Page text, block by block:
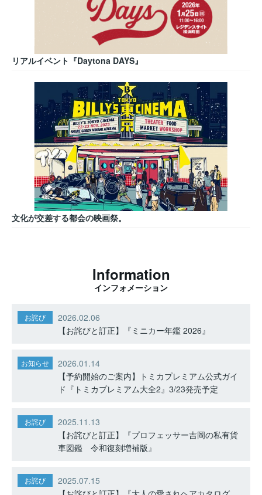
リアルイベント『Daytona DAYS』
文化が交差する都会の映画祭。
Information
インフォメーション
お詫び
2026.02.06
【お詫びと訂正】『ミニカー年鑑 2026』
お知らせ
2026.01.14
【予約開始のご案内】トミカプレミアム公式ガイ
ド『トミカプレミアム大全2』3/23発売予定
お詫び
2025.11.13
【お詫びと訂正】『プロフェッサー吉岡の私有貨
車図鑑 令和復刻増補版』
お詫び
2025.07.15